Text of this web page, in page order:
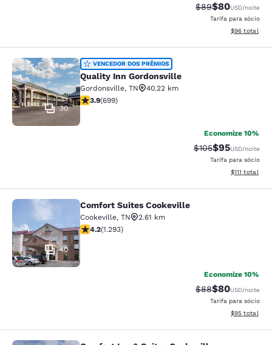
Tarifa anterior
$89Tarifa com
$80USD/noite
Tarifa para sócio
Exibir
$96 total
Quality Inn Gordonsville
30
VENCEDOR DOS PRÊMIOS
Quality Inn Gordonsville
Gordonsville, TN
40.22 km
classificação 3.91 estrelas. Bom. 699 avaliações
3.9(699)
Economize 10%
Tarifa anterior
$105Tarifa com
$95USD/noite
Tarifa para sócio
Exibir
$111 total
Comfort Suites Cookeville
40
Comfort Suites Cookeville
Cookeville, TN
2.61 km
classificação 4.17 estrelas. Muito bom. 1293
4.2(1.293)
Economize 10%
Tarifa anterior
$88Tarifa com
$80USD/noite
Tarifa para sócio
Exibir
$95 total